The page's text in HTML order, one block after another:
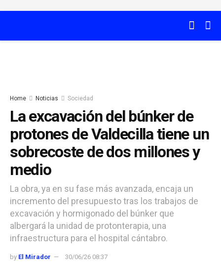
Home Noticias Sociedad
La excavación del búnker de
protones de Valdecilla tiene un
sobrecoste de dos millones y
medio
La obra, ya en su fase más avanzada, encaja un
incremento del presupuesto tras los trabajos de
excavación y hormigonado del búnker que
albergará la unidad de protonterapia, una
infraestructura para el hospital cántabro.
by El Mirador 30/06/26 08:37